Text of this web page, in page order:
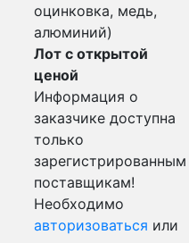
оцинковка, медь,
алюминий)
Лот с открытой
ценой
Информация о
заказчике доступна
только
зарегистрированным
поставщикам!
Необходимо
авторизоваться или